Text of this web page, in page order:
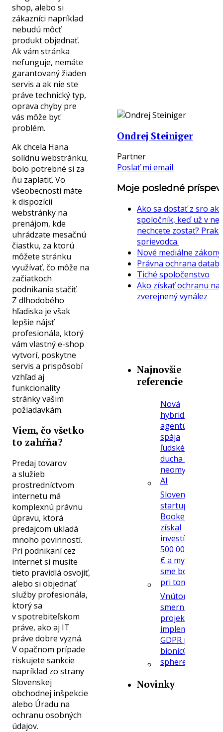
shop, alebo si
zákazníci napríklad
nebudú môcť
produkt objednať.
Ak vám stránka
nefunguje, nemáte
garantovaný žiaden
servis a ak nie ste
práve technický typ,
oprava chyby pre
vás môže byť
problém.
Ak chcela Hana
solídnu webstránku,
bolo potrebné si za
ňu zaplatiť. Vo
všeobecnosti máte
k dispozícii
webstránky na
prenájom, kde
uhrádzate mesačnú
čiastku, za ktorú
môžete stránku
využívať, čo môže na
začiatkoch
podnikania stačiť.
Z dlhodobého
hľadiska je však
lepšie nájsť
profesionála, ktorý
vám vlastný e-shop
vytvorí, poskytne
servis a prispôsobí
vzhľad aj
funkcionality
stránky vašim
požiadavkám.
Viem, čo všetko
to zahŕňa?
Predaj tovarov
a služieb
prostredníctvom
internetu má
komplexnú právnu
úpravu, ktorá
predajcom ukladá
mnoho povinností.
Pri podnikaní cez
internet si musíte
tieto pravidlá osvojiť,
alebo si objednať
služby profesionála,
ktorý sa
v spotrebiteľskom
práve, ako aj IT
práve dobre vyzná.
V opačnom prípade
riskujete sankcie
napríklad zo strany
Slovenskej
obchodnej inšpekcie
alebo Úradu na
ochranu osobných
údajov.
Ondrej Steiniger
Partner
Poslať mi email
Moje posledné
Ako sa dostať z sro
spoločník, keď už v nej
nechcete zostať?
sprievodca.
Nové mediálne zákony
Právna ochrana
Tiché spoločenstvo
Ako získať ochranu na
zverejnený vynález
Najnovšie
referencie
Nová
hybridná
agentúra
spája
ľudského
ducha a
neomylnosť
AI
Slovenský
startup
Bookee
získal
investíciu
500 000,-
€ a my
sme boli
pri tom
Vnútorné
smernice,
projekt a
implementácia
GDPR pre x-
bionic®
sphere
Novinky